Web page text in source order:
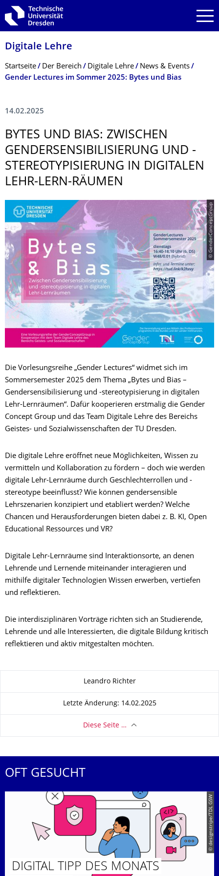
Zur Hauptnavigation springen
Zur Suche springen
Zum Inhalt springen
Digitale Lehre
Breadcrumb-Menü
Startseite Der Bereich Digitale Lehre
News & Events
Gender Lectures im Sommer 2025: Bytes und Bias
14.02.2025
BYTES UND BIAS: ZWISCHEN
GENDERSENSIBI­LISIERUNG UND -
STEREOTYPISIE­RUNG IN DIGITALEN
LEHR-LERN-RÄUMEN
© GenderConceptGroup
Die Vorlesungsreihe „Gender Lectures“ widmet sich im
Sommersemester 2025 dem Thema „Bytes und Bias –
Gendersensibilisierung und -stereotypisierung in digitalen
Lehr-Lernräumen“. Dafür kooperieren erstmalig die Gender
Concept Group und das Team Digitale Lehre des Bereichs
Geistes- und Sozialwissenschaften der TU Dresden.
Die digitale Lehre eröffnet neue Möglichkeiten, Wissen zu
vermitteln und Kollaboration zu fördern – doch wie werden
digitale Lehr-Lernräume durch Geschlechterrollen und -
stereotype beeinflusst? Wie können gendersensible
Lehrszenarien konzipiert und etabliert werden? Welche
Chancen und Herausforderungen bieten dabei z. B. KI, Open
Educational Ressources und VR?
Digitale Lehr-Lernräume sind Interaktionsorte, an denen
Lehrende und Lernende miteinander interagieren und
mithilfe digitaler Technologien Wissen erwerben, vertiefen
und reflektieren.
Die interdisziplinären Vorträge richten sich an Studierende,
Lehrende und alle Interessierten, die digitale Bildung kritisch
reflektieren und aktiv mitgestalten möchten.
Leandro Richter
Letzte Änderung: 14.02.2025
Diese Seite …
OFT GESUCHT
© designstripe/TDL GSW
DIGITAL TIPP DES MONATS